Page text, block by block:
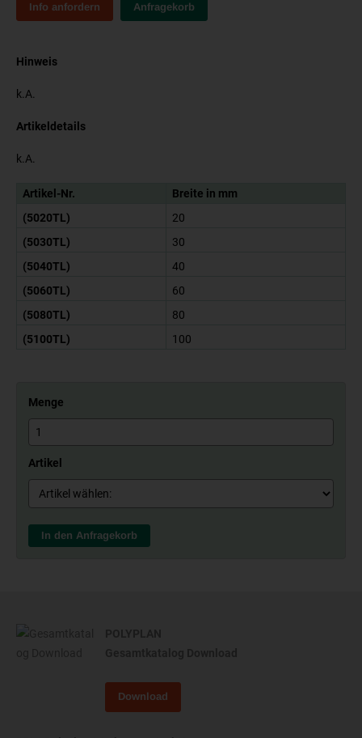
Info anfordern Anfragekorb
Hinweis
k.A.
Artikeldetails
k.A.
Artikel-Nr.
Breite in mm
(5020TL)
20
(5030TL)
30
(5040TL)
40
(5060TL)
60
(5080TL)
80
(5100TL)
100
Menge
Artikel
In den Anfragekorb
Download